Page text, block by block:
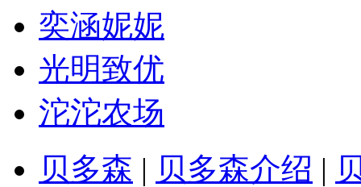
奕涵妮妮
光明致优
沱沱农场
贝多森 | 贝多森介绍 |